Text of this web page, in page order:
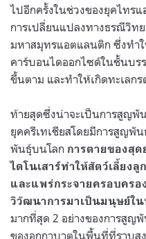
ไปอีกครั้งในช่วงของยุคไทร
การเปลี่ยนแปลงทางธรณีวิท
มหาสมุทรแอตแลนติก ซึ่งทำ
คาร์บอนไดออกไซด์ในชั้นบร
ขึ้นตาม และทำให้เกิดทะเลก
ท้ายสุดซึ่งน่าจะเป็นการสูญพั
ยุคครีเทเชียสโดยมีการสูญพั
พันธุ์บนโลก การตายของสุ
ไดโนเสาร์ทำให้สัตว์เลี้ยง
และแพร่กระจายครอบคร
วิวัฒนาการมาเป็นมนุษย์ใ
มากที่สุด 2 อย่างของการสูญ
ของอุกกาบาตในพื้นที่ที่ราบสู